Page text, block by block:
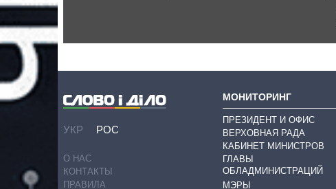
УКР РОС
О НАС
КОНТАКТЫ
ПРАВИЛА
МОНИТОРИНГ
ПРЕЗИДЕНТ И ОФИС
ВЕРХОВНАЯ РАДА
КАБИНЕТ МИНИСТРОВ
ГЛАВЫ
ОБЛАДМИНИСТРАЦИЙ
МЭРЫ